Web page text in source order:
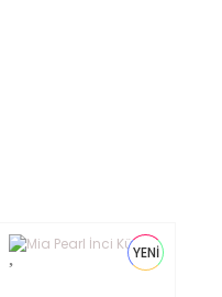
YENİ